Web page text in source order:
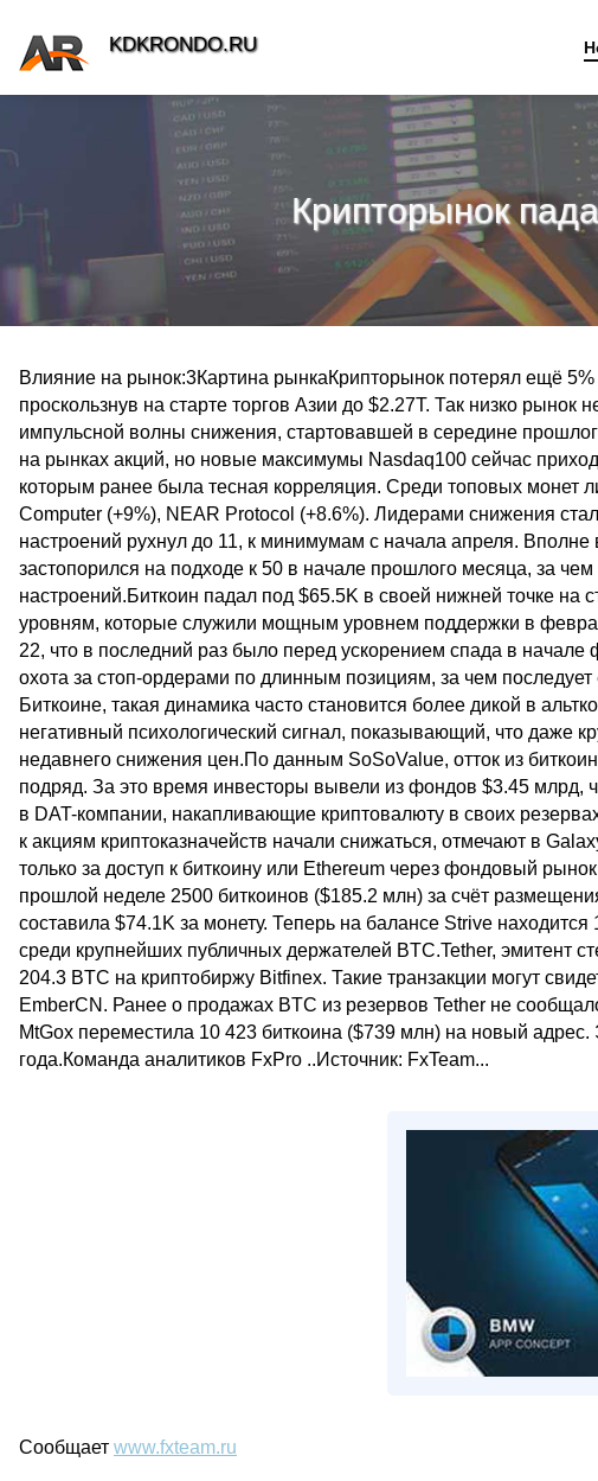
Крипторынок
Влияние на рынок:3Картина рынкаКрипторынок потерял ещё
проскользнув на старте торгов Азии до $2.27T. Так низко
импульсной волны снижения, стартовавшей в середине
на рынках акций, но новые максимумы Nasdaq100 сейчас
которым ранее была тесная корреляция. Среди топовых монет
Computer (+9%), NEAR Protocol (+8.6%). Лидерами снижения
настроений рухнул до 11, к минимумам с начала апреля.
застопорился на подходе к 50 в начале прошлого месяца, за
настроений.Биткоин падал под $65.5K в своей нижней точке на
уровням, которые служили мощным уровнем поддержки в
22, что в последний раз было перед ускорением спада в
охота за стоп-ордерами по длинным позициям, за чем
Биткоине, такая динамика часто становится более дикой в
негативный психологический сигнал, показывающий, что даже
недавнего снижения цен.По данным SoSoValue, отток из
подряд. За это время инвесторы вывели из фондов $3.45 млрд,
в DAT-компании, накапливающие криптовалюту в своих
к акциям криптоказначейств начали снижаться, отмечают в
только за доступ к биткоину или Ethereum через фондовый
прошлой неделе 2500 биткоинов ($185.2 млн) за счёт
составила $74.1K за монету. Теперь на балансе Strive
среди крупнейших публичных держателей BTC.Tether, эмитент
204.3 BTC на криптобиржу Bitfinex. Такие транзакции могут
EmberCN. Ранее о продажах BTC из резервов Tether не
MtGox переместила 10 423 биткоина ($739 млн) на новый
года.Команда аналитиков FxPro ..Источник: FxTeam...
Сообщает www.fxteam.ru
KDKRONDO.RU